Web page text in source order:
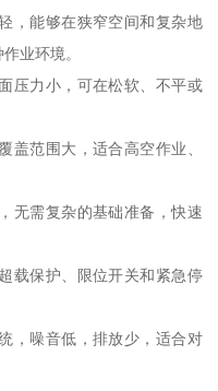
，能够在狭窄空间和复杂地
业环境。
压力小，可在松软、不平或
盖范围大，适合高空作业、
无需复杂的基础准备，快速
载保护、限位开关和紧急停
，噪音低，排放少，适合对